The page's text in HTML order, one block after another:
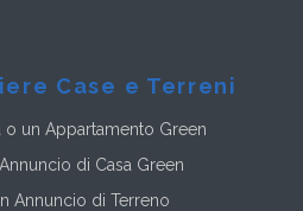
Case e Terreni
o un Appartamento Green
di Casa Green
Annuncio di Terreno